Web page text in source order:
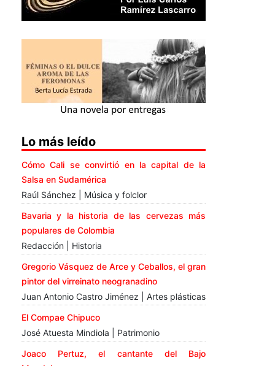
Lo más leído
Cómo Cali se convirtió en la capital de la
Salsa en Sudamérica
Raúl Sánchez | Música y folclor
Bavaria y la historia de las cervezas más
populares de Colombia
Redacción | Historia
Gregorio Vásquez de Arce y Ceballos, el gran
pintor del virreinato neogranadino
Juan Antonio Castro Jiménez | Artes plásticas
El Compae Chipuco
José Atuesta Mindiola | Patrimonio
Joaco Pertuz, el cantante del Bajo